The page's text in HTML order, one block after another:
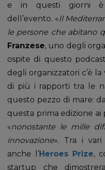
e in questi giorni è
dell’evento. «Il
le persone che abitano
Franzese, uno degli
ospite di questo
degli organizzatori c’è
di più i rapporti tra le
questo pezzo di mare:
questa prima edizione ai
«nonostante le mille
innovazione». Tra i vari
anche l’Heroes Prize,
startup che